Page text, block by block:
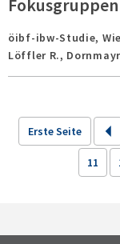
öibf-ibw-Studie,
Löffler R.,
Erste Seite
11